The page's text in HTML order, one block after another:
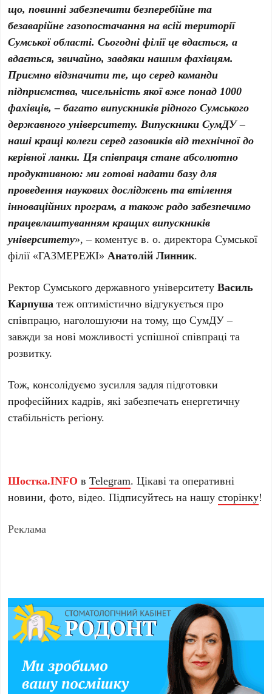
що, повинні забезпечити безперебійне та
безаварійне газопостачання на всій території
Сумської області. Сьогодні філії це вдається, а
вдається, звичайно, завдяки нашим фахівцям.
Приємно відзначити те, що серед команди
підприємства, чисельність якої вже понад 1000
фахівців, – багато випускників рідного Сумського
державного університету. Випускники СумДУ –
наші кращі колеги серед газовиків від технічної до
керівної ланки. Ця співпраця стане абсолютно
продуктивною: ми готові надати базу для
проведення наукових досліджень та втілення
інноваційних програм, а також радо забезпечимо
працевлаштуванням кращих випускників
університету», – коментує в. о. директора Сумської
філії «ГАЗМЕРЕЖІ»Анатолій Линник.
Ректор Сумського державного університетуВасиль
Карпуша теж оптимістично відгукується про
співпрацю, наголошуючи на тому, що СумДУ –
завжди за нові можливості успішної співпраці та
розвитку.
Тож, консолідуємо зусилля задля підготовки
професійних кадрів, які забезпечать енергетичну
стабільність регіону.
Шостка.INFO вTelegram. Цікаві та оперативні
новини, фото, відео. Підписуйтесь на нашусторінку!
Реклама